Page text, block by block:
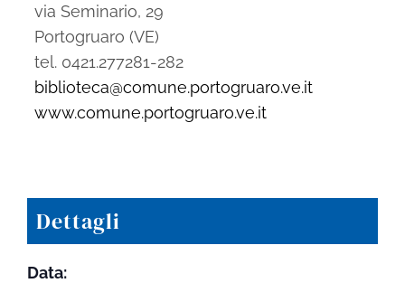
via Seminario, 29
Portogruaro (VE)
tel. 0421.277281-282
biblioteca@comune.portogruaro.ve.it
www.comune.portogruaro.ve.it
Dettagli
Data: